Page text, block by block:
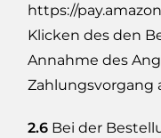
https://
Klicken des den
Annahme des
Zahlungsvorgang
2.6 Bei der